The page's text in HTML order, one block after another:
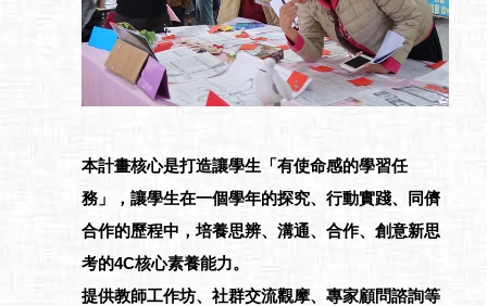
本計畫核心是打造讓學生「有使命感的學習任
務」，讓學生在一個學年的探究、行動實踐、同儕
合作的歷程中，培養思辨、溝通、合作、創意新思
考的4C核心素養能力。
提供教師工作坊、社群交流觀摩、專家顧問諮詢等